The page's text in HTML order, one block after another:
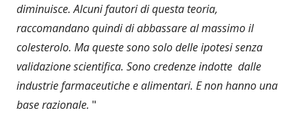
diminuisce. Alcuni fautori di questa teoria,
raccomandano quindi di abbassare al massimo il
colesterolo. Ma queste sono solo delle ipotesi senza
validazione scientifica. Sono credenze indotte dalle
industrie farmaceutiche e alimentari. E non hanno una
base razionale. "